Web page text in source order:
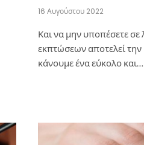
16 Αυγούστου 2022
Και να μην υποπέσετε
εκπτώσεων αποτελεί την
κάνουμε ένα εύκολο και…